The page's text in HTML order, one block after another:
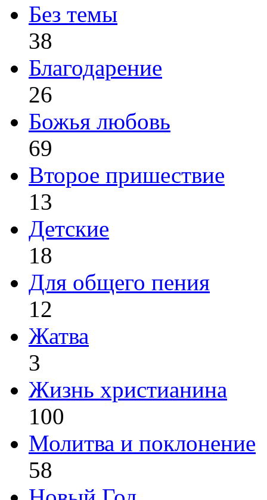
Без темы
38
Благодарение
26
Божья любовь
69
Второе пришествие
13
Детские
18
Для общего пения
12
Жатва
3
Жизнь христианина
100
Молитва и поклонение
58